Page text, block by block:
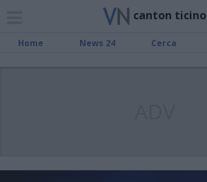
canton ticino
Home News 24 Cerca